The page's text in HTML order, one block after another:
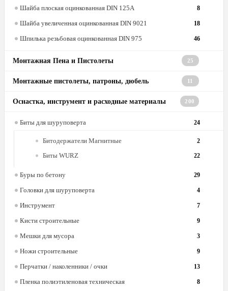
Шайба плоская оцинкованная DIN 125A 8
Шайба увеличенная оцинкованная DIN 9021 18
Шпилька резьбовая оцинкованная DIN 975 46
Монтажная Пена и Пистолеты 25
Монтажные пистолеты, патроны, дюбель 11
Оснастка, инструмент и расходные материалы 200
Биты для шуруповерта 24
Битодержатели Магнитные 2
Биты WURZ 22
Буры по бетону 29
Головки для шуруповерта 4
Инструмент 7
Кисти строительные 9
Мешки для мусора 3
Ножи строительные 9
Перчатки / наколенники / очки 13
Пленка полиэтиленовая техническая 8